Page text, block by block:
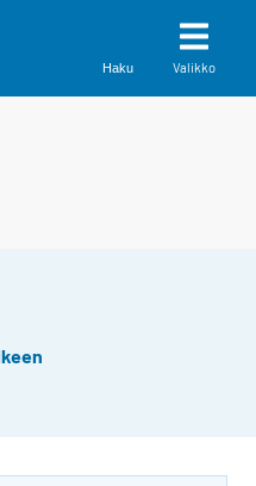
Haku Valikko